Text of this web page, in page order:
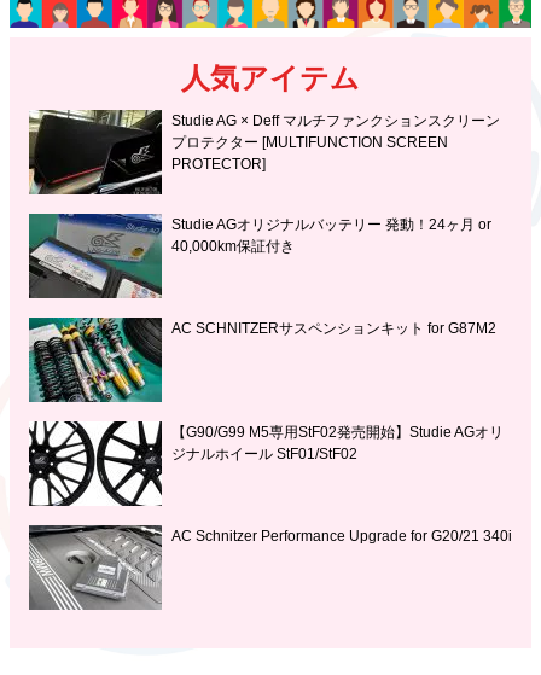
人気アイテム
Studie AG × Deff マルチファンクションスクリーン
プロテクター [MULTIFUNCTION SCREEN
PROTECTOR]
Studie AGオリジナルバッテリー 発動！24ヶ月 or
40,000km保証付き
AC SCHNITZERサスペンションキット for G87M2
【G90/G99 M5専用StF02発売開始】Studie AGオリ
ジナルホイール StF01/StF02
AC Schnitzer Performance Upgrade for G20/21 340i